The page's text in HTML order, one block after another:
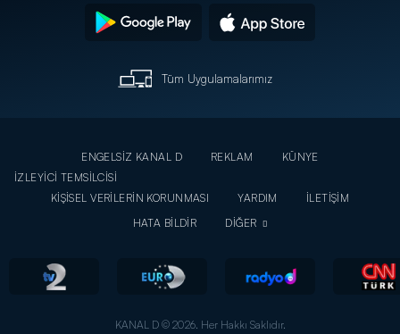
Tüm Uygulamalarımız
ENGELSİZ KANAL D REKLAM
KÜNYE
İZLEYİCİ TEMSİLCİSİ
KİŞİSEL VERİLERİN KORUNMASI
YARDIM
İLETİŞİM
HATA BİLDİR
DİĞER
KANAL D © 2026. Her Hakkı Saklıdır.